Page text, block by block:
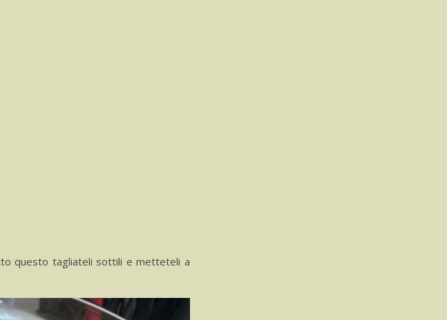
questo tagliateli sottili e metteteli a